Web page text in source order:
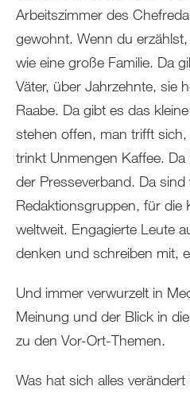
Arbeitszimmer des
gewohnt. Wenn du
wie eine große Familie. Da
Väter, über Jahrzehnte, sie
Raabe. Da gibt es das
stehen offen, man trifft
trinkt Unmengen Kaffee.
der Presseverband. Da sind
Redaktionsgruppen, für die
weltweit. Engagierte Leute
denken und schreiben mit,
Und immer verwurzelt in
Meinung und der Blick in
zu den Vor-Ort-Themen.
Was hat sich alles